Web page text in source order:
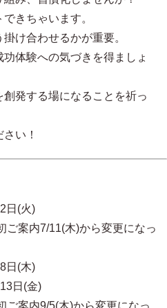
きちゃいます。
け合わせるかが重要。
体験への気づきを得ましょ
発する場になることを祈っ
い！
(火)
11(木)から変更になっ
木)
(金)
5(木)から変更になっ